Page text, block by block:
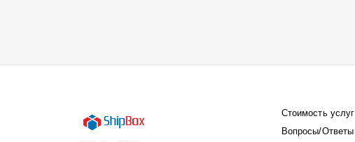
Стоимость услуг
Вопросы/Ответы